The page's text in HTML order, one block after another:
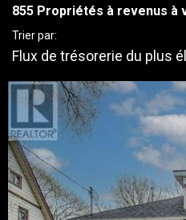
855 Propriétés à revenus à
Trier par:
Flux de trésorerie du plus